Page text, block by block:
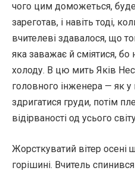
чого цим доможеться,
зареготав, і навіть тоді,
вчителеві здавалося, що
яка заважає й сміятися, бо
холоду. В цю мить Яків
головного інженера — як у
здригатися груди, потім
відірваності од усього
Жорсткуватий вітер осені
горішині. Вчитель